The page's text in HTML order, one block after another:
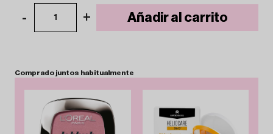
- 1 + Añadir al carrito
Comprado juntos habitualmente